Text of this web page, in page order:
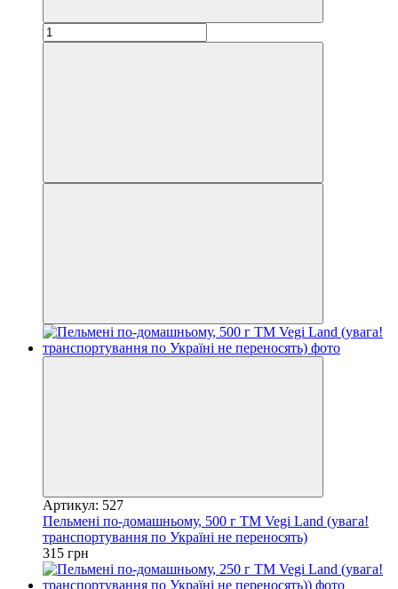
Артикул: 527
Пельмені по-домашньому, 500 г ТМ Vegi Land (увага!
транспортування по Україні не переносять)
315 грн